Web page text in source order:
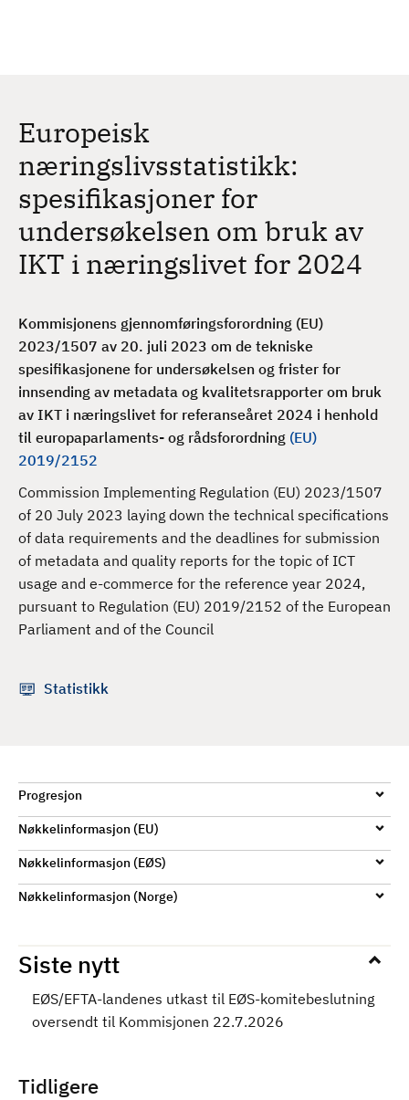
Europeisk
næringslivsstatistikk:
spesifikasjoner for
undersøkelsen om bruk av
IKT i næringslivet for 2024
Kommisjonens gjennomføringsforordning (EU)
2023/1507 av 20. juli 2023 om de tekniske
spesifikasjonene for undersøkelsen og frister for
innsending av metadata og kvalitetsrapporter om bruk
av IKT i næringslivet for referanseåret 2024 i henhold
til europaparlaments- og rådsforordning (EU)
2019/2152
Commission Implementing Regulation (EU) 2023/1507
of 20 July 2023 laying down the technical specifications
of data requirements and the deadlines for submission
of metadata and quality reports for the topic of ICT
usage and e-commerce for the reference year 2024,
pursuant to Regulation (EU) 2019/2152 of the European
Parliament and of the Council
Statistikk
Progresjon
Nøkkelinformasjon (EU)
Nøkkelinformasjon (EØS)
Nøkkelinformasjon (Norge)
Siste nytt
EØS/EFTA-landenes utkast til EØS-komitebeslutning
oversendt til Kommisjonen 22.7.2026
Tidligere